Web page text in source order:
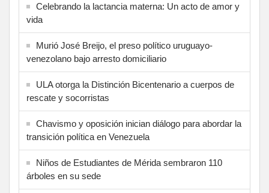
Celebrando la lactancia materna: Un acto de amor y
vida
Murió José Breijo, el preso político uruguayo-
venezolano bajo arresto domiciliario
ULA otorga la Distinción Bicentenario a cuerpos de
rescate y socorristas
Chavismo y oposición inician diálogo para abordar la
transición política en Venezuela
Niños de Estudiantes de Mérida sembraron 110
árboles en su sede